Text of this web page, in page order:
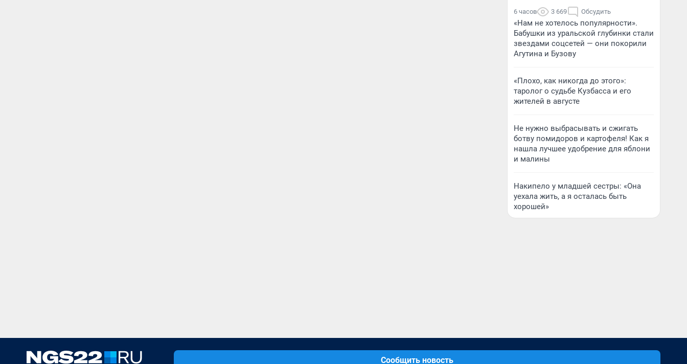
6 часов 3 669 Обсудить
«Нам не хотелось популярности».
Бабушки из уральской глубинки стали
звездами соцсетей — они покорили
Агутина и Бузову
«Плохо, как никогда до этого»:
таролог о судьбе Кузбасса и его
жителей в августе
Не нужно выбрасывать и сжигать
ботву помидоров и картофеля! Как я
нашла лучшее удобрение для яблони
и малины
Накипело у младшей сестры: «Она
уехала жить, а я осталась быть
хорошей»
Сообщить новость